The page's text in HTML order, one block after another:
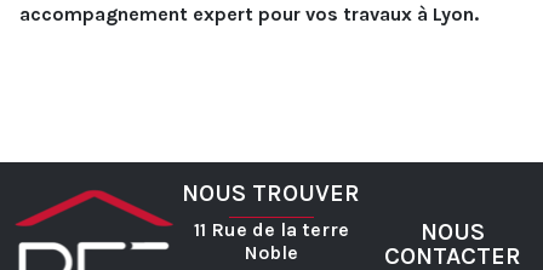
accompagnement expert pour vos travaux à Lyon.
NOUS TROUVER
11 Rue de la terre
Noble
NOUS
CONTACTER